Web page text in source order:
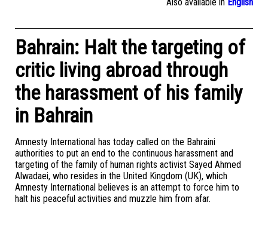
Bahrain: Halt the targeting of
critic living abroad through
the harassment of his family
in Bahrain
Amnesty International has today called on the Bahraini
authorities to put an end to the continuous harassment and
targeting of the family of human rights activist Sayed Ahmed
Alwadaei, who resides in the United Kingdom (UK), which
Amnesty International believes is an attempt to force him to
halt his peaceful activities and muzzle him from afar.